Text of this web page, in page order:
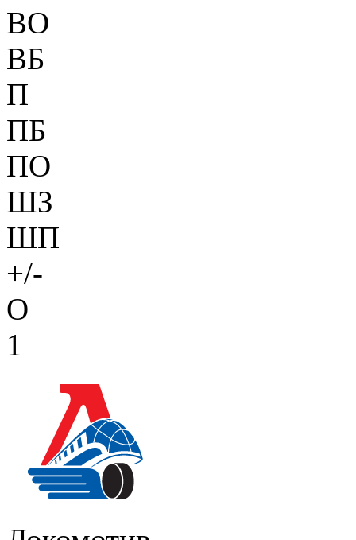
ВО
ВБ
П
ПБ
ПО
ШЗ
ШП
+/-
О
1